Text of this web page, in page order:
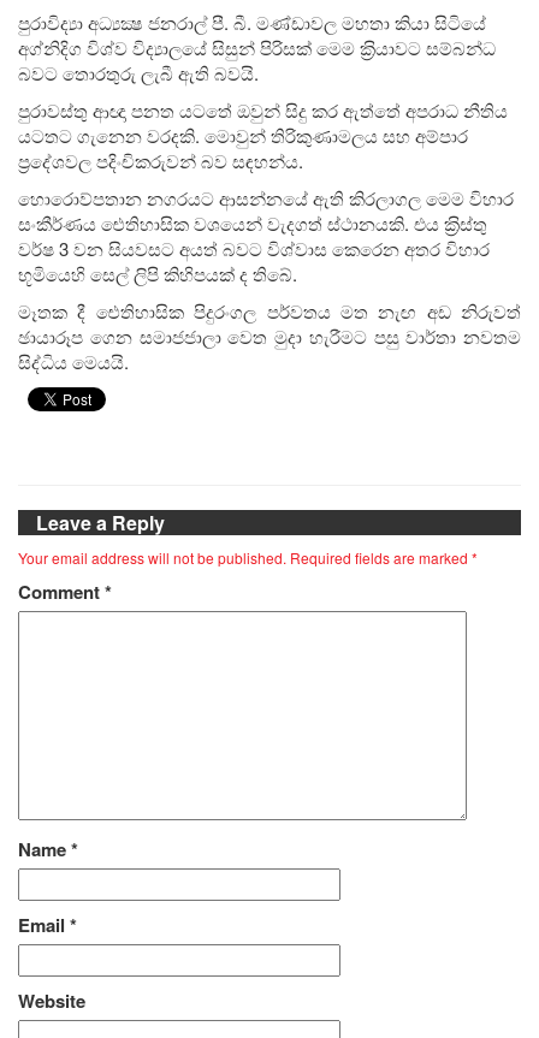
පුරාවිද්‍යා අධ්‍යක්‍ෂ ජනරාල් පී. බී. මණ්ඩාවල මහතා කියා සිටියේ
අග්නිදිග විශ්ව විද්‍යාලයේ සිසුන් පිරිසක් මෙම ක‍්‍රියාවට සම්බන්ධ
බවට තොරතුරු ලැබී ඇති බවයි.
පුරාවස්තු ආඥා පනත යටතේ ඔවුන් සිදු කර ඇත්තේ අපරාධ නීතිය
යටතට ගැනෙන වරදකි. මොවුන් ති‍රිකුණාමලය සහ අම්පාර
ප්‍රදේශවල පදිංචිකරුවන් බව සඳහන්ය.
හොරොව්පතාන නගරයට ආසන්නයේ ඇති කිරලාගල මෙම විහාර
සංකීර්ණය ඓතිහාසික වශයෙන් වැදගත් ස්ථානයකි. එය ක‍්‍රිස්තු
වර්ෂ 3 වන සියවසට අයත් බවට විශ්වාස කෙරෙන අතර විහාර
භූමියෙහි සෙල් ලිපි කිහිපයක් ද තිබේ.
මෑතක දී ඓතිහාසික පිදුරංගල පර්වතය මත නැඟ අඩ නිරුවත්
ඡායාරූප ගෙන සමාජජාලා වෙත මුදා හැරීමට පසු වාර්තා නවතම
සිද්ධිය මෙයයි.
Leave a Reply
Your email address will not be published. Required fields are marked *
Comment*
Name*
Email *
Website